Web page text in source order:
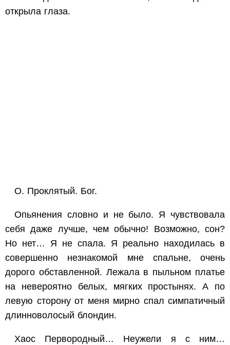
открыла глаза.
О. Проклятый. Бог.
Опьянения словно и не было. Я чувствовала
себя даже лучше, чем обычно! Возможно, сон?
Но нет… Я не спала. Я реально находилась в
совершенно незнакомой мне спальне, очень
дорого обставленной. Лежала в пыльном платье
на невероятно белых, мягких простынях. А по
левую сторону от меня мирно спал симпатичный
длинноволосый блондин.
Хаос Первородный… Неужели я с ним…